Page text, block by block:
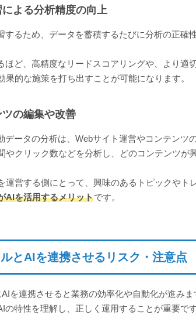
による分析精度の向上
するため、データを蓄積するたびに分析の正確
ほど、高精度なリードスコアリングや、より適
果的な施策を打ち出すことが可能になります。
ツの編集や改善
データの分析は、Webサイト運営やコンテンツ
やクリック数などを分析し、どのコンテンツが
運営する側にとって、興味のあるトピックやト
AIを活用するメリットです。
とAIを連携させるリスク・注意点
を連携させると業務の効率化や自動化が進み
の特性を理解し、正しく運用することが重要です